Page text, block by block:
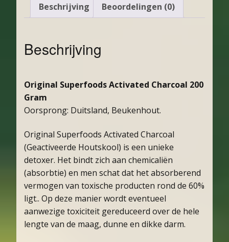
Beschrijving Beoordelingen (0)
Beschrijving
Original Superfoods Activated Charcoal 200
Gram
Oorsprong: Duitsland, Beukenhout.
Original Superfoods Activated Charcoal
(Geactiveerde Houtskool) is een unieke
detoxer. Het bindt zich aan chemicaliën
(absorbtie) en men schat dat het absorberend
vermogen van toxische producten rond de 60%
ligt.. Op deze manier wordt eventueel
aanwezige toxiciteit gereduceerd over de hele
lengte van de maag, dunne en dikke darm.